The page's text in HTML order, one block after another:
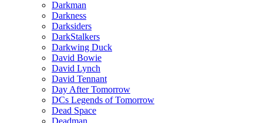
Darkman
Darkness
Darksiders
DarkStalkers
Darkwing Duck
David Bowie
David Lynch
David Tennant
Day After Tomorrow
DCs Legends of Tomorrow
Dead Space